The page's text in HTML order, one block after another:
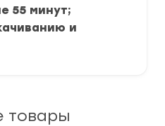
55 минут;
и
товары